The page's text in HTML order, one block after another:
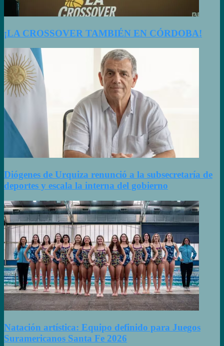
¡LA CROSSOVER TAMBIÉN EN CÓRDOBA!
Diógenes de Urquiza renunció a la subsecretaría de
deportes y escala la interna del gobierno
Natación artística: Equipo definido para Juegos
Suramericanos Santa Fe 2026